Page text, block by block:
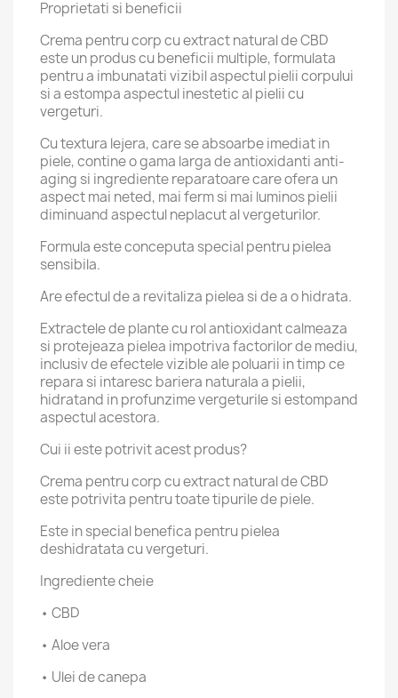
Proprietati si beneficii
Crema pentru corp cu extract natural de CBD
este un produs cu beneficii multiple, formulata
pentru a imbunatati vizibil aspectul pielii corpului
si a estompa aspectul inestetic al pielii cu
vergeturi.
Cu textura lejera, care se absoarbe imediat in
piele, contine o gama larga de antioxidanti anti-
aging si ingrediente reparatoare care ofera un
aspect mai neted, mai ferm si mai luminos pielii
diminuand aspectul neplacut al vergeturilor.
Formula este conceputa special pentru pielea
sensibila.
Are efectul de a revitaliza pielea si de a o hidrata.
Extractele de plante cu rol antioxidant calmeaza
si protejeaza pielea impotriva factorilor de mediu,
inclusiv de efectele vizible ale poluarii in timp ce
repara si intaresc bariera naturala a pielii,
hidratand in profunzime vergeturile si estompand
aspectul acestora.
Cui ii este potrivit acest produs?
Crema pentru corp cu extract natural de CBD
este potrivita pentru toate tipurile de piele.
Este in special benefica pentru pielea
deshidratata cu vergeturi.
Ingrediente cheie
• CBD
• Aloe vera
• Ulei de canepa